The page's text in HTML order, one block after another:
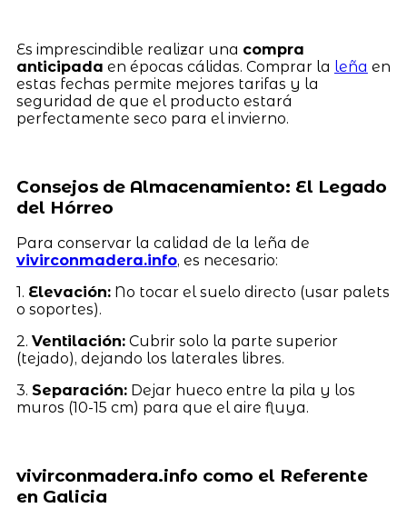
Es imprescindible realizar una compra
anticipada en épocas cálidas. Comprar la leña en
estas fechas permite mejores tarifas y la
seguridad de que el producto estará
perfectamente seco para el invierno.
Consejos de Almacenamiento: El Legado
del Hórreo
Para conservar la calidad de la leña de
vivirconmadera.info, es necesario:
1. Elevación:No tocar el suelo directo (usar palets
o soportes).
2. Ventilación:Cubrir solo la parte superior
(tejado), dejando los laterales libres.
3. Separación:Dejar hueco entre la pila y los
muros (10-15 cm) para que el aire fluya.
vivirconmadera.info como el Referente
en Galicia